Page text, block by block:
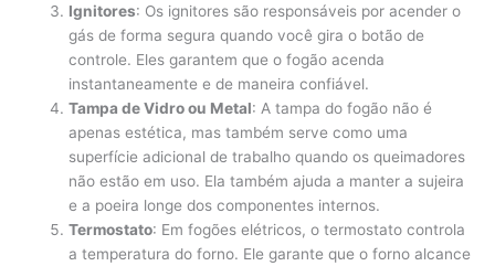
Ignitores: Os ignitores são responsáveis por acender o
gás de forma segura quando você gira o botão de
controle. Eles garantem que o fogão acenda
instantaneamente e de maneira confiável.
Tampa de Vidro ou Metal: A tampa do fogão não é
apenas estética, mas também serve como uma
superfície adicional de trabalho quando os queimadores
não estão em uso. Ela também ajuda a manter a sujeira
e a poeira longe dos componentes internos.
Termostato: Em fogões elétricos, o termostato controla
a temperatura do forno. Ele garante que o forno alcance